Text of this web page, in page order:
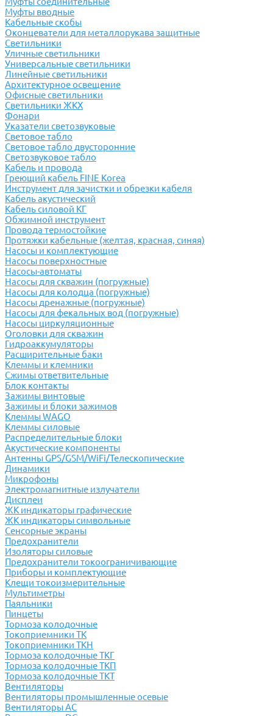
Муфты вводные
Кабельные скобы
Оконцеватели для металлорукава защитные
Светильники
Уличные светильники
Универсальные светильники
Линейные светильники
Архитектурное освещение
Офисные светильники
Светильники ЖКХ
Фонари
Указатели светозвуковые
Световое табло
Световое табло двусторонние
Светозвуковое табло
Кабель и провода
Греющий кабель FINE Korea
Инструмент для зачистки и обрезки кабеля
Кабель акустический
Кабель силовой КГ
Обжимной инструмент
Провода термостойкие
Протяжки кабельные (желтая, красная, синяя)
Насосы и комплектующие
Насосы поверхностные
Насосы-автоматы
Насосы для скважин (погружные)
Насосы для колодца (погружные)
Насосы дренажные (погружные)
Насосы для фекальных вод (погружные)
Насосы циркуляционные
Оголовки для скважин
Гидроаккумуляторы
Расширительные баки
Клеммы и клемники
Cжимы ответвительные
Блок контакты
Зажимы винтовые
Зажимы и блоки зажимов
Клеммы WAGO
Клеммы силовые
Распределительные блоки
Акустические компоненты
Антенны GPS/GSM/WiFi/Телескопические
Динамики
Микрофоны
Электромагнитные излучатели
Дисплеи
ЖК индикаторы графические
ЖК индикаторы символьные
Сенсорные экраны
Предохранители
Изоляторы силовые
Предохранители токоограничивающие
Приборы и комплектующие
Клещи токоизмерительные
Мультиметры
Паяльники
Пинцеты
Тормоза колодочные
Токоприемники ТК
Токоприемники ТКН
Тормоза колодочные ТКГ
Тормоза колодочные ТКП
Тормоза колодочные ТКТ
Вентиляторы
Вентиляторы промышленные осевые
Вентиляторы АС